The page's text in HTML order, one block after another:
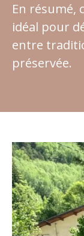
En résumé,
idéal pour
entre
préservée.